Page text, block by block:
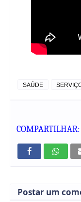
SAÚDE
COMPARTILHAR:
Postar um